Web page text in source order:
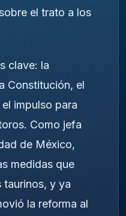
el trato a los
clave: la
Constitución, el
impulso para
Como jefa
de México,
medidas que
y ya
la reforma al